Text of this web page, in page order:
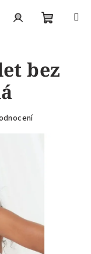
košík
bez